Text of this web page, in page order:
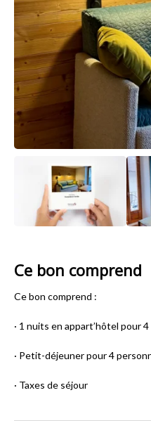
Ce bon comprend
Ce bon comprend :
· 1 nuits en appart’hôtel pour
· Petit-déjeuner pour 4
· Taxes de séjour